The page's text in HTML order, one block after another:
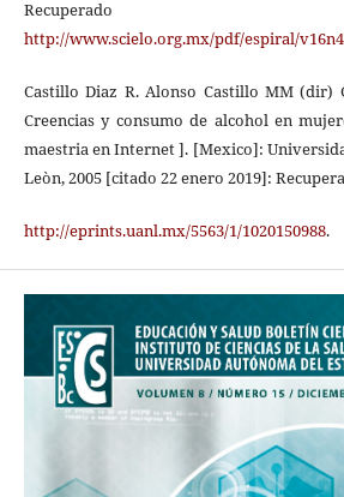
http://www.scielo.org.mx/pdf/espiral/
Castillo Diaz R. Alonso Castillo MM (dir)
Creencias y consumo de alcohol en
maestria en Internet ]. [Mexico]:
Leòn, 2005 [citado 22 enero 2019]:
http://eprints.uanl.mx/5563/1/1020150988.